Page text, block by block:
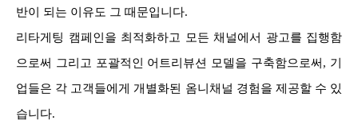
반이 되는 이유도 그 때문입니다.
리타게팅 캠페인을 최적화하고 모든 채널에서 광고를 집행함
으로써 그리고 포괄적인 어트리뷰션 모델을 구축함으로써, 기
업들은 각 고객들에게 개별화된 옴니채널 경험을 제공할 수 있
습니다.